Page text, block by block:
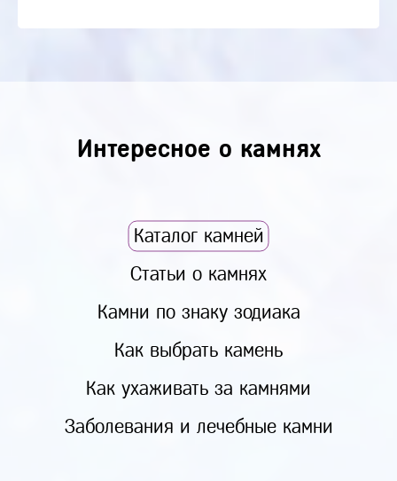
Интересное о камнях
Каталог камней
Статьи о камнях
Камни по знаку зодиака
Как выбрать камень
Как ухаживать за камнями
Заболевания и лечебные камни